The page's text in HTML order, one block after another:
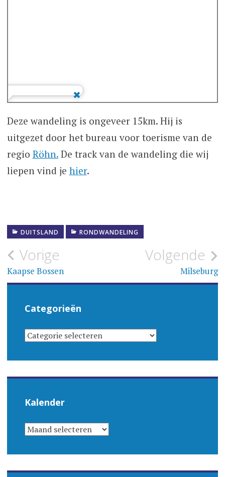
Deze wandeling is ongeveer 15km. Hij is
uitgezet door het bureau voor toerisme van de
regio Röhn.De track van de wandeling die wij
liepen vind je hier.
DUITSLAND RONDWANDELING
Bericht
navigatie
Vorige
Kaapse Bossen
Volgende
Milseburg
Categorieën
CATEGORIEËN
Kalender
KALENDER